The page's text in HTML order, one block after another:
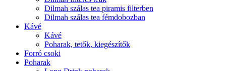
Dilmah szálas tea piramis filterben
Dilmah szálas tea fémdobozban
Kávé
Kávé
Poharak, tetők, kiegészítők
Forró csoki
Poharak